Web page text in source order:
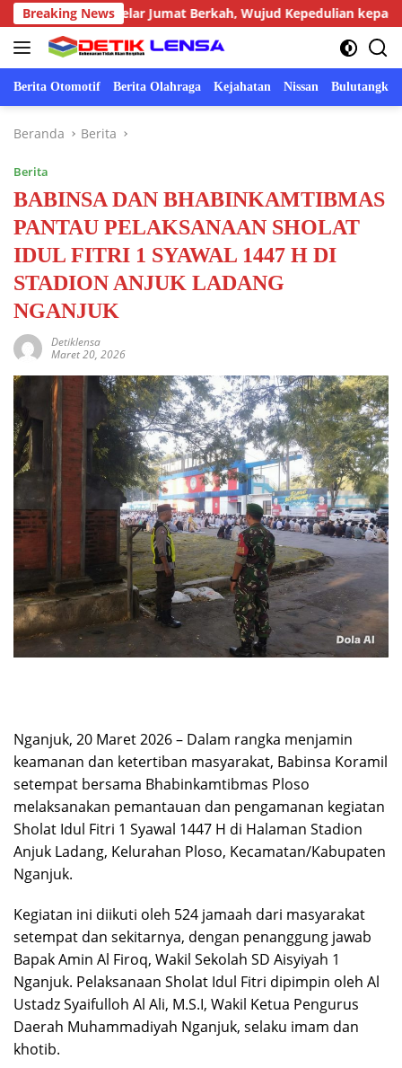
Langsung
ke
konten
Breaking News
Gelar Jumat Berkah, Wujud Kepedulian kepada
Berita Otomotif Berita Olahraga Kejahatan Nissan Bulutangkis
Beranda Berita
Berita
BABINSA DAN BHABINKAMTIBMAS
PANTAU PELAKSANAAN SHOLAT
IDUL FITRI 1 SYAWAL 1447 H DI
STADION ANJUK LADANG
NGANJUK
Detiklensa
Maret 20, 2026
Nganjuk, 20 Maret 2026 – Dalam rangka menjamin
keamanan dan ketertiban masyarakat, Babinsa Koramil
setempat bersama Bhabinkamtibmas Ploso
melaksanakan pemantauan dan pengamanan kegiatan
Sholat Idul Fitri 1 Syawal 1447 H di Halaman Stadion
Anjuk Ladang, Kelurahan Ploso, Kecamatan/Kabupaten
Nganjuk.
Kegiatan ini diikuti oleh 524 jamaah dari masyarakat
setempat dan sekitarnya, dengan penanggung jawab
Bapak Amin Al Firoq, Wakil Sekolah SD Aisyiyah 1
Nganjuk. Pelaksanaan Sholat Idul Fitri dipimpin oleh Al
Ustadz Syaifulloh Al Ali, M.S.I, Wakil Ketua Pengurus
Daerah Muhammadiyah Nganjuk, selaku imam dan
khotib.